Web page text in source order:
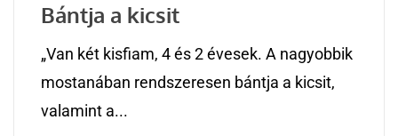
Bántja a kicsit
„Van két kisfiam, 4 és 2 évesek. A nagyobbik
mostanában rendszeresen bántja a kicsit,
valamint a...